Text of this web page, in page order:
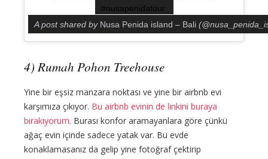
#nusapenidatour
A post shared by Nusa Penida island – Bali
4) Rumah Pohon Treehouse
Yine bir eşsiz manzara noktası ve yine bir airbnb evi
karşımıza çıkıyor. Bu airbnb evinin de linkini buraya
bırakıyorum. Burası konfor aramayanlara göre çünkü
ağaç evin içinde sadece yatak var. Bu evde
konaklamasanız da gelip yine fotoğraf çektirip